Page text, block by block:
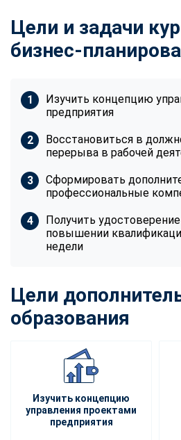
Цели и задачи
бизнес-
Изучить концепцию
предприятия
Восстановиться в
перерыва в рабочей
Сформировать
профессиональные
Получить
повышении
недели
Цели
образования
Изучить концепцию
управления проектами
предприятия